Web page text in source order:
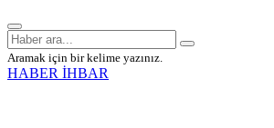
Aramak için bir kelime yazınız.
HABER İHBAR